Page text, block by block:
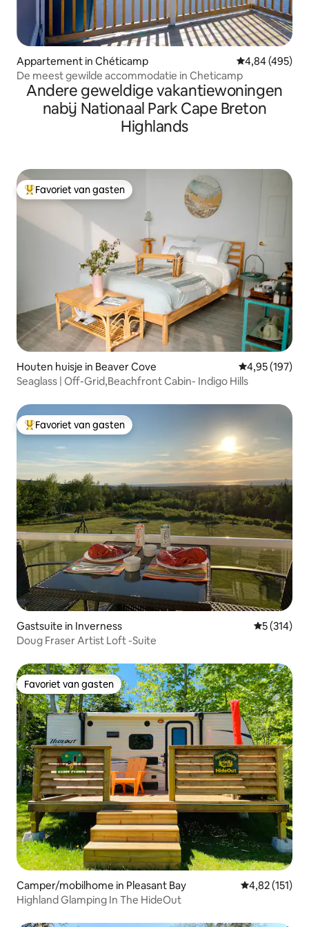
Appartement in Chéticamp Gemiddelde
4,84 (495)
De meest gewilde accommodatie in Cheticamp
Andere geweldige vakantiewoningen
nabij Nationaal Park Cape Breton
Highlands
Topfavoriet van gasten
Favoriet van gasten
Houten huisje in Beaver Cove Gemiddelde
4,95 (197)
Seaglass | Off-Grid,Beachfront Cabin- Indigo Hills
Topfavoriet van gasten
Favoriet van gasten
Gastsuite in Inverness
5 (314)
Doug Fraser Artist Loft -Suite
Favoriet van gasten
Favoriet van gasten
Camper/mobilhome in Pleasant Bay Gemiddelde
4,82 (151)
Highland Glamping In The HideOut